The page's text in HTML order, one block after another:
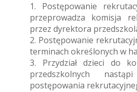
1. Postępowanie
przeprowadza komisja
przez dyrektora
2. Postępowanie
terminach określonych w
3. Przydział dzieci do
przedszkolnych
postępowania